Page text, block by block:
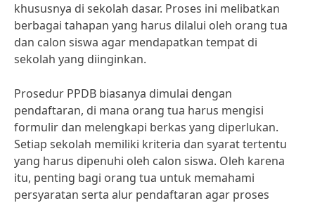
khususnya di sekolah dasar. Proses ini melibatkan
berbagai tahapan yang harus dilalui oleh orang tua
dan calon siswa agar mendapatkan tempat di
sekolah yang diinginkan.
Prosedur PPDB biasanya dimulai dengan
pendaftaran, di mana orang tua harus mengisi
formulir dan melengkapi berkas yang diperlukan.
Setiap sekolah memiliki kriteria dan syarat tertentu
yang harus dipenuhi oleh calon siswa. Oleh karena
itu, penting bagi orang tua untuk memahami
persyaratan serta alur pendaftaran agar proses